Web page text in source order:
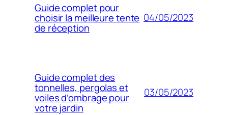
Guide complet pour
choisir la meilleure tente
de réception
04/05/2023
Guide complet des
tonnelles, pergolas et
voiles d’ombrage pour
votre jardin
03/05/2023